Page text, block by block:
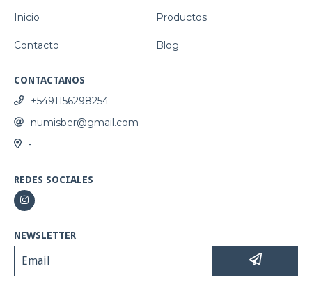
Inicio Productos
Contacto Blog
CONTACTANOS
+5491156298254
numisber@gmail.com
-
REDES SOCIALES
NEWSLETTER